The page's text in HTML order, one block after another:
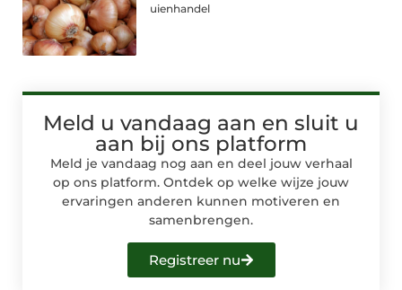
uienhandel
Meld u vandaag aan en sluit u
aan bij ons platform
Meld je vandaag nog aan en deel jouw verhaal
op ons platform. Ontdek op welke wijze jouw
ervaringen anderen kunnen motiveren en
samenbrengen.
Registreer nu